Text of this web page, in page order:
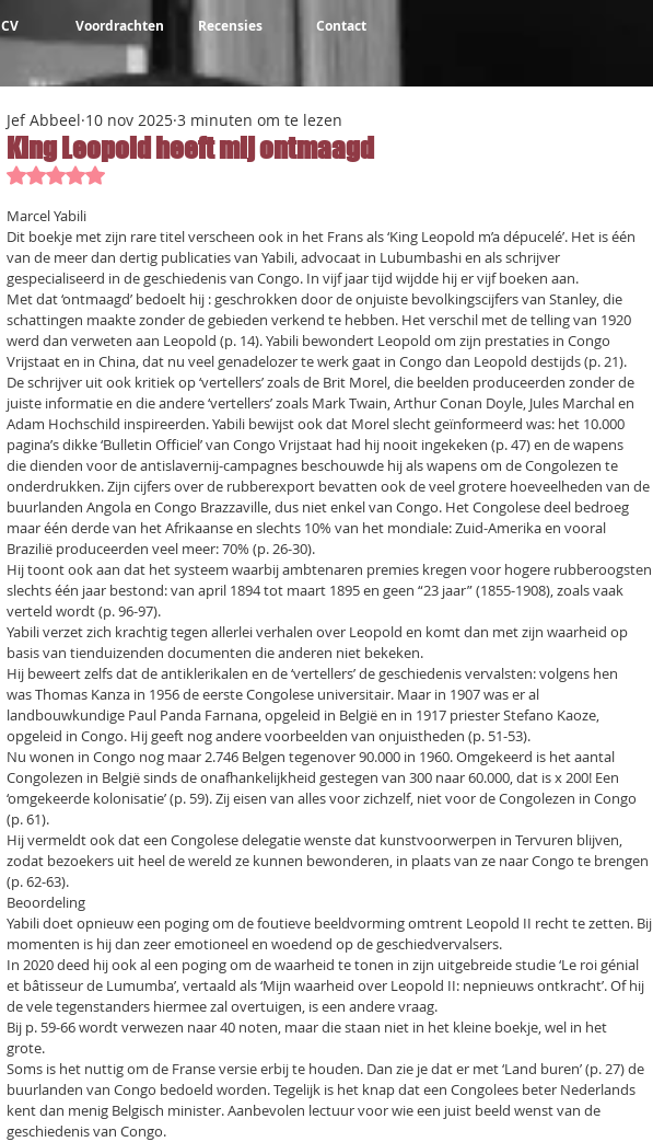
CV Voordrachten Recensies Contact
King Leopold heeft mij ontmaagd
Jef Abbeel 10 nov 2025 3 minuten om te lezen
Beoordeeld met NaN uit 5 sterren.
Marcel Yabili
Dit boekje met zijn rare titel verscheen ook in het Frans als ‘King Leopold m’a dépucelé’. Het is één
van de meer dan dertig publicaties van Yabili, advocaat in Lubumbashi en als schrijver
gespecialiseerd in de geschiedenis van Congo. In vijf jaar tijd wijdde hij er vijf boeken aan.
Met dat ‘ontmaagd’ bedoelt hij : geschrokken door de onjuiste bevolkingscijfers van Stanley, die
schattingen maakte zonder de gebieden verkend te hebben. Het verschil met de telling van 1920
werd dan verweten aan Leopold (p. 14). Yabili bewondert Leopold om zijn prestaties in Congo
Vrijstaat en in China, dat nu veel genadelozer te werk gaat in Congo dan Leopold destijds (p. 21).
De schrijver uit ook kritiek op ‘vertellers’ zoals de Brit Morel, die beelden produceerden zonder de
juiste informatie en die andere ‘vertellers’ zoals Mark Twain, Arthur Conan Doyle, Jules Marchal en
Adam Hochschild inspireerden. Yabili bewijst ook dat Morel slecht geïnformeerd was: het 10.000
pagina’s dikke ‘Bulletin Officiel’ van Congo Vrijstaat had hij nooit ingekeken (p. 47) en de wapens
die dienden voor de antislavernij-campagnes beschouwde hij als wapens om de Congolezen te
onderdrukken. Zijn cijfers over de rubberexport bevatten ook de veel grotere hoeveelheden van de
buurlanden Angola en Congo Brazzaville, dus niet enkel van Congo. Het Congolese deel bedroeg
maar één derde van het Afrikaanse en slechts 10% van het mondiale: Zuid-Amerika en vooral
Brazilië produceerden veel meer: 70% (p. 26-30).
Hij toont ook aan dat het systeem waarbij ambtenaren premies kregen voor hogere rubberoogsten
slechts één jaar bestond: van april 1894 tot maart 1895 en geen “23 jaar” (1855-1908), zoals vaak
verteld wordt (p. 96-97).
Yabili verzet zich krachtig tegen allerlei verhalen over Leopold en komt dan met zijn waarheid op
basis van tienduizenden documenten die anderen niet bekeken.
Hij beweert zelfs dat de antiklerikalen en de ‘vertellers’ de geschiedenis vervalsten: volgens hen
was Thomas Kanza in 1956 de eerste Congolese universitair. Maar in 1907 was er al
landbouwkundige Paul Panda Farnana, opgeleid in België en in 1917 priester Stefano Kaoze,
opgeleid in Congo. Hij geeft nog andere voorbeelden van onjuistheden (p. 51-53).
Nu wonen in Congo nog maar 2.746 Belgen tegenover 90.000 in 1960. Omgekeerd is het aantal
Congolezen in België sinds de onafhankelijkheid gestegen van 300 naar 60.000, dat is x 200! Een
‘omgekeerde kolonisatie’ (p. 59). Zij eisen van alles voor zichzelf, niet voor de Congolezen in Congo
(p. 61).
Hij vermeldt ook dat een Congolese delegatie wenste dat kunstvoorwerpen in Tervuren blijven,
zodat bezoekers uit heel de wereld ze kunnen bewonderen, in plaats van ze naar Congo te brengen
(p. 62-63).
Beoordeling
Yabili doet opnieuw een poging om de foutieve beeldvorming omtrent Leopold II recht te zetten. Bij
momenten is hij dan zeer emotioneel en woedend op de geschiedvervalsers.
In 2020 deed hij ook al een poging om de waarheid te tonen in zijn uitgebreide studie ‘Le roi génial
et bâtisseur de Lumumba’, vertaald als ‘Mijn waarheid over Leopold II: nepnieuws ontkracht’. Of hij
de vele tegenstanders hiermee zal overtuigen, is een andere vraag.
Bij p. 59-66 wordt verwezen naar 40 noten, maar die staan niet in het kleine boekje, wel in het
grote.
Soms is het nuttig om de Franse versie erbij te houden. Dan zie je dat er met ‘Land buren’ (p. 27) de
buurlanden van Congo bedoeld worden. Tegelijk is het knap dat een Congolees beter Nederlands
kent dan menig Belgisch minister. Aanbevolen lectuur voor wie een juist beeld wenst van de
geschiedenis van Congo.